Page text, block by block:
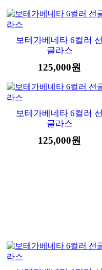
보테가베네타 6컬러 선
글라스
125,000원
보테가베네타 6컬러 선
글라스
125,000원